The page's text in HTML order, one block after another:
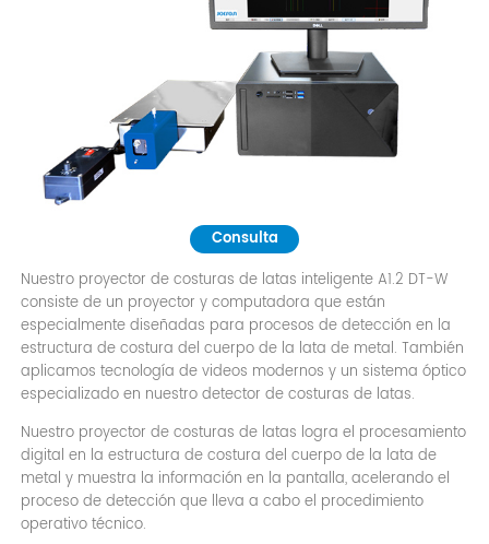
Consulta
Nuestro proyector de costuras de latas inteligente A1.2 DT-W
consiste de un proyector y computadora que están
especialmente diseñadas para procesos de detección en la
estructura de costura del cuerpo de la lata de metal. También
aplicamos tecnología de videos modernos y un sistema óptico
especializado en nuestro detector de costuras de latas.
Nuestro proyector de costuras de latas logra el procesamiento
digital en la estructura de costura del cuerpo de la lata de
metal y muestra la información en la pantalla, acelerando el
proceso de detección que lleva a cabo el procedimiento
operativo técnico.